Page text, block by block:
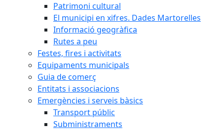
Patrimoni cultural
El municipi en xifres. Dades Martorelles
Informació geogràfica
Rutes a peu
Festes, fires i activitats
Equipaments municipals
Guia de comerç
Entitats i associacions
Emergències i serveis bàsics
Transport públic
Subministraments